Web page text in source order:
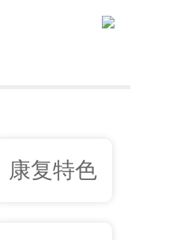
康复特色